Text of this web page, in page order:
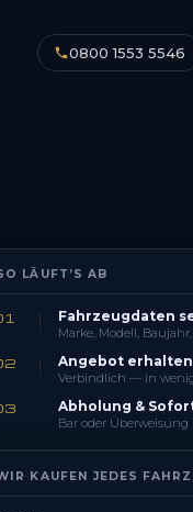
0800 1553 5546
LÄUFT’S AB
Fahrzeugdaten
Marke, Modell,
Angebot erhalten
Verbindlich — in
Abholung &
Bar oder Überweisung
KAUFEN JEDES